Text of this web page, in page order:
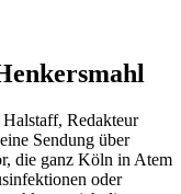
Redakteur
Sendung über
die ganz Köln in Atem
oder